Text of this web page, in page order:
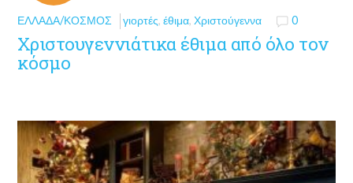
ΕΛΛΆΔΑ/ΚΌΣΜΟΣ γιορτές,έθιμα,Χριστούγεννα 0
Χριστουγεννιάτικα έθιμα από όλο τον
κόσμο